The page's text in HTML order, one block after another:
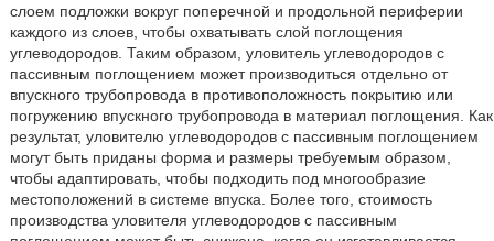
слоем подложки вокруг поперечной и продольной периферии
каждого из слоев, чтобы охватывать слой поглощения
углеводородов. Таким образом, уловитель углеводородов с
пассивным поглощением может производиться отдельно от
впускного трубопровода в противоположность покрытию или
погружению впускного трубопровода в материал поглощения. Как
результат, уловителю углеводородов с пассивным поглощением
могут быть приданы форма и размеры требуемым образом,
чтобы адаптировать, чтобы подходить под многообразие
местоположений в системе впуска. Более того, стоимость
производства уловителя углеводородов с пассивным